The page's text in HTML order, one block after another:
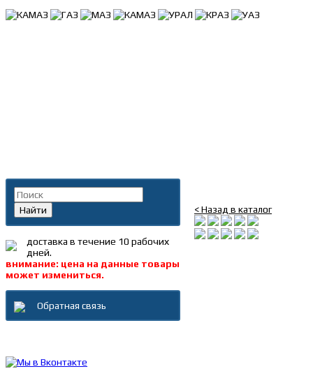
< Назад в каталог
Найти
доставка в течение 10 рабочих
дней.
внимание: цена на данные товары
может измениться.
Обратная связь